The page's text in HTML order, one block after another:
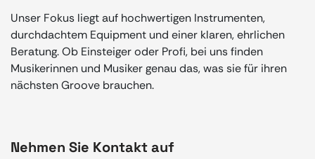
Unser Fokus liegt auf hochwertigen Instrumenten,
durchdachtem Equipment und einer klaren, ehrlichen
Beratung. Ob Einsteiger oder Profi, bei uns finden
Musikerinnen und Musiker genau das, was sie für ihren
nächsten Groove brauchen.
Nehmen Sie Kontakt auf